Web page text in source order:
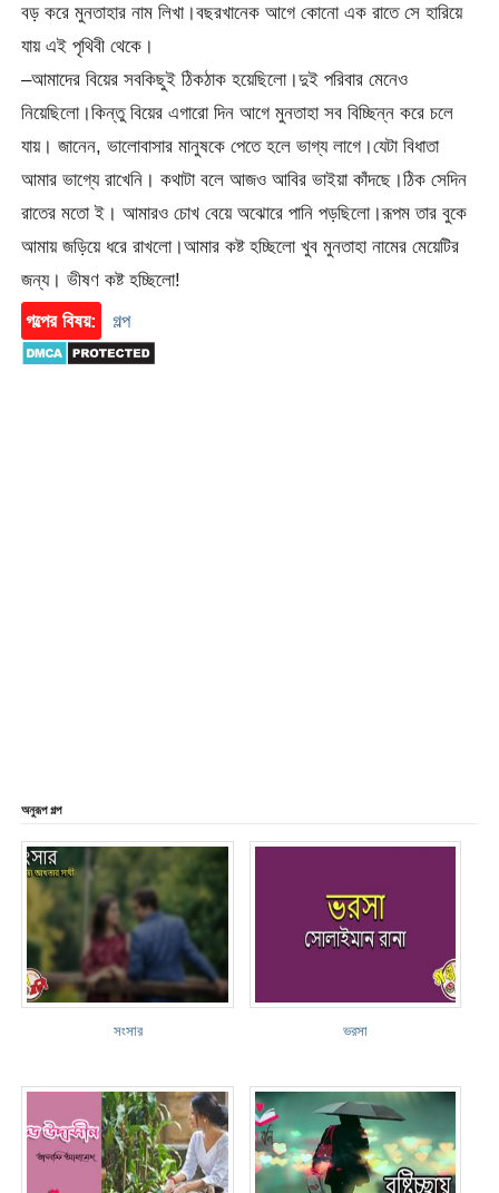
বড় করে মুনতাহার নাম লিখা।বছরখানেক আগে কোনো এক রাতে সে হারিয়ে
যায় এই পৃথিবী থেকে।
–আমাদের বিয়ের সবকিছুই ঠিকঠাক হয়েছিলো।দুই পরিবার মেনেও
নিয়েছিলো।কিন্তু বিয়ের এগারো দিন আগে মুনতাহা সব বিচ্ছিন্ন করে চলে
যায়। জানেন, ভালোবাসার মানুষকে পেতে হলে ভাগ্য লাগে।যেটা বিধাতা
আমার ভাগ্যে রাখেনি। কথাটা বলে আজও আবির ভাইয়া কাঁদছে।ঠিক সেদিন
রাতের মতো ই। আমারও চোখ বেয়ে অঝোরে পানি পড়ছিলো।রূপম তার বুকে
আমায় জড়িয়ে ধরে রাখলো।আমার কষ্ট হচ্ছিলো খুব মুনতাহা নামের মেয়েটির
জন্য। ভীষণ কষ্ট হচ্ছিলো!
গল্পের বিষয়:
গল্প
অনুরূপ গল্প
সংসার ভরসা